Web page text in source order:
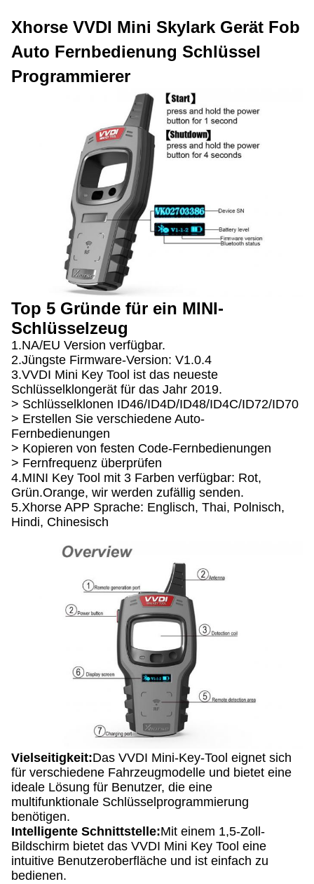
Xhorse VVDI Mini Skylark Gerät Fob
Auto Fernbedienung Schlüssel
Programmierer
Top 5 Gründe für ein MINI-
Schlüsselzeug
1.NA/EU Version verfügbar.
2.Jüngste Firmware-Version: V1.0.4
3.VVDI Mini Key Tool ist das neueste
Schlüsselklongerät für das Jahr 2019.
> Schlüsselklonen ID46/ID4D/ID48/ID4C/ID72/ID70
> Erstellen Sie verschiedene Auto-
Fernbedienungen
> Kopieren von festen Code-Fernbedienungen
> Fernfrequenz überprüfen
4.MINI Key Tool mit 3 Farben verfügbar: Rot,
Grün.Orange, wir werden zufällig senden.
5.Xhorse APP Sprache: Englisch, Thai, Polnisch,
Hindi, Chinesisch
Vielseitigkeit:Das VVDI Mini-Key-Tool eignet sich
für verschiedene Fahrzeugmodelle und bietet eine
ideale Lösung für Benutzer, die eine
multifunktionale Schlüsselprogrammierung
benötigen.
Intelligente Schnittstelle:Mit einem 1,5-Zoll-
Bildschirm bietet das VVDI Mini Key Tool eine
intuitive Benutzeroberfläche und ist einfach zu
bedienen.